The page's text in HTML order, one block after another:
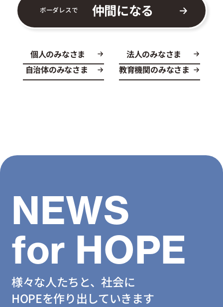
ボーダレスで 仲間になる
個人のみなさま
法人のみなさま
自治体のみなさま
教育機関のみなさま
NEWS
for HOPE
様々な人たちと、社会に
HOPEを作り出していきます